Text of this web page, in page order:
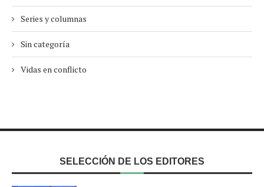
Series y columnas
Sin categoría
Vidas en conflicto
SELECCIÓN DE LOS EDITORES